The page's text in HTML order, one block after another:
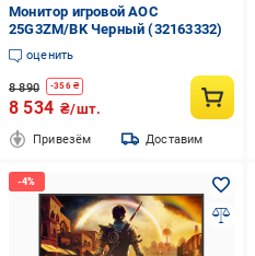
Монитор игровой AOC
25G3ZM/BK Черный (32163332)
оценить
8 890 -356₴
8 534 ₴/шт.
Привезём Доставим